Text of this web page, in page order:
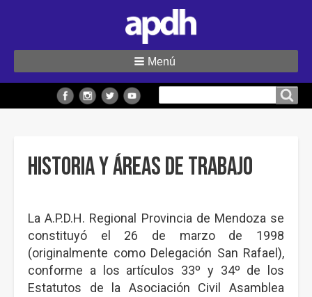
sitio
Menú
Historia y áreas de trabajo
La A.P.D.H. Regional Provincia de Mendoza se
constituyó el 26 de marzo de 1998
(originalmente como Delegación San Rafael),
conforme a los artículos 33º y 34º de los
Estatutos de la Asociación Civil Asamblea